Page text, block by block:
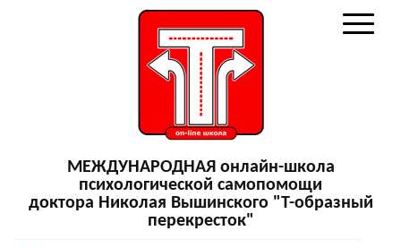
МЕЖДУНАРОДНАЯ онлайн-школа
психологической самопомощи
доктора Николая Вышинского "Т-образный
перекресток"